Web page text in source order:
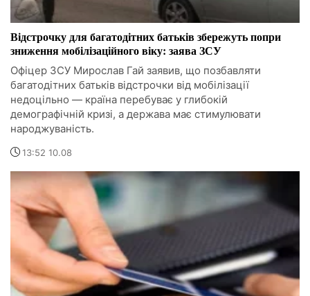
Відстрочку для багатодітних батьків збережуть попри
зниження мобілізаційного віку: заява ЗСУ
Офіцер ЗСУ Мирослав Гай заявив, що позбавляти
багатодітних батьків відстрочки від мобілізації
недоцільно — країна перебуває у глибокій
демографічній кризі, а держава має стимулювати
народжуваність.
13:52 10.08